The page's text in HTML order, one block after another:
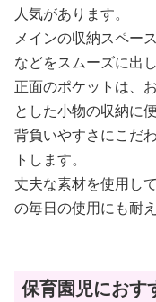
人気があります。
メインの収納スペー
などをスムーズに出
正面のポケットは、
とした小物の収納に便
背負いやすさにこだ
トします。
丈夫な素材を使用し
の毎日の使用にも耐
保育園児におす